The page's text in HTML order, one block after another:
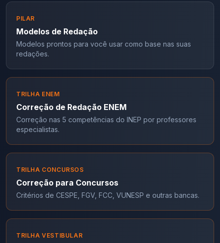
PILAR
Modelos de Redação
Modelos prontos para você usar como base nas suas
redações.
TRILHA ENEM
Correção de Redação ENEM
Correção nas 5 competências do INEP por professores
especialistas.
TRILHA CONCURSOS
Correção para Concursos
Critérios de CESPE, FGV, FCC, VUNESP e outras bancas.
TRILHA VESTIBULAR